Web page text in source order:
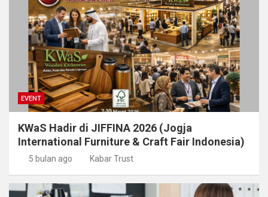
EVENT
KWaS Hadir di JIFFINA 2026 (Jogja
International Furniture & Craft Fair Indonesia)
5 bulan ago Kabar Trust